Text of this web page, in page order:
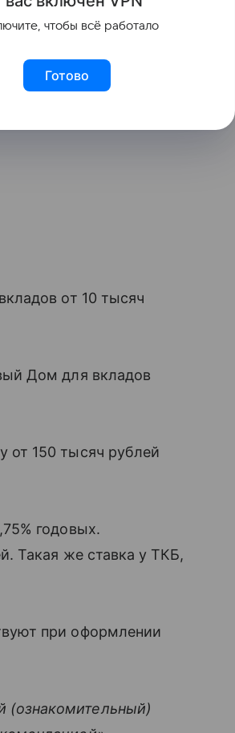
от 10 тысяч
Дом для вкладов
от 150 тысяч рублей
годовых.
Такая же ставка у ТКБ,
при оформлении
(ознакомительный)
чтобы всё работало
Готово